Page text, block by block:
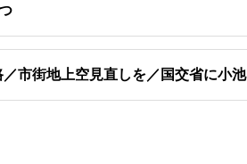
市街地上空見直しを／国交省に小